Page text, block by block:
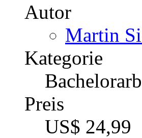
Autor
Martin
Kategorie
Preis
US$ 24,99